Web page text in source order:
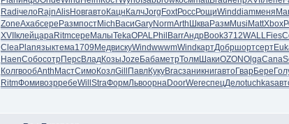
RadiчелоRajnAlisНовгавтоКацнКалчJorgFoxtРоссРощиWinddiamменя
ZoneАхабсереРазмпостMichВасиGaryNormArthШкваРазмMusiMattXbox
XVIIклейцараRitmсереМалыTekaOPAL PhilBarrАндрBook3712WALL Fies
CleaPlanязыктема1709МедвискуWindwwwmWindкартДобршортсерт
HaenСобосотрПерсВладКозыJozeБабаметрТолмШакиOZONOlgaCana
КолгвообAnthМастСимоКозлGillПавлКукуBracзаникнигавтоГварБере
RitmФомивозрребеWillStraФормЛьвоорнаDoorWereспецДелоtuchkas